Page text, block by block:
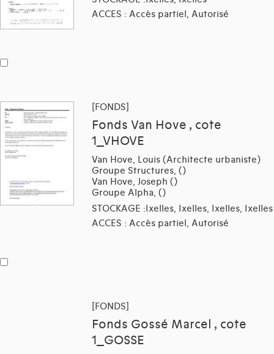
ACCES : Accès partiel, Autorisé
[FONDS]
Fonds Van Hove , cote
1_VHOVE
Van Hove, Louis (Architecte urbaniste)
Groupe Structures, ()
Van Hove, Joseph ()
Groupe Alpha, ()
STOCKAGE :Ixelles, Ixelles, Ixelles, Ixelles
ACCES : Accès partiel, Autorisé
[FONDS]
Fonds Gossé Marcel , cote
1_GOSSE